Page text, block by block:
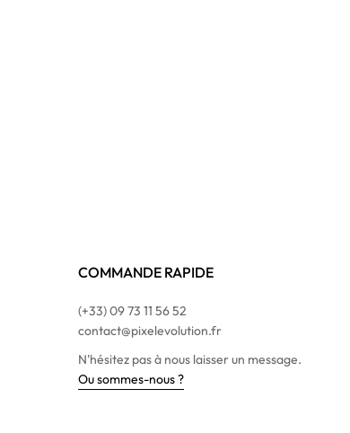
COMMANDE RAPIDE
(+33) 09 73 11 56 52
contact@pixelevolution.fr
N'hésitez pas à nous laisser un message.
Ou sommes-nous ?